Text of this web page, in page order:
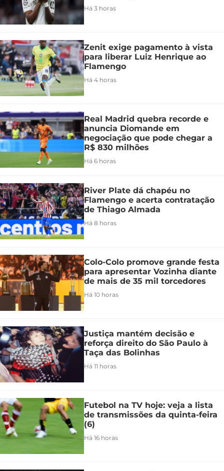
Há 3 horas
Zenit exige pagamento à vista
para liberar Luiz Henrique ao
Flamengo
Há 4 horas
Real Madrid quebra recorde e
anuncia Diomande em
negociação que pode chegar a
R$ 830 milhões
Há 6 horas
River Plate dá chapéu no
Flamengo e acerta contratação
de Thiago Almada
Há 8 horas
Colo-Colo promove grande festa
para apresentar Vozinha diante
de mais de 35 mil torcedores
Há 10 horas
Justiça mantém decisão e
reforça direito do São Paulo à
Taça das Bolinhas
Há 11 horas
Futebol na TV hoje: veja a lista
de transmissões da quinta-feira
(6)
Há 16 horas